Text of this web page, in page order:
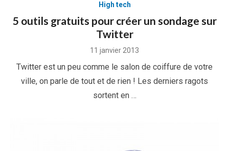
High tech
5 outils gratuits pour créer un sondage sur
Twitter
Posted
11 janvier 2013
Twitter est un peu comme le salon de coiffure de votre
ville, on parle de tout et de rien ! Les derniers ragots
sortent en …